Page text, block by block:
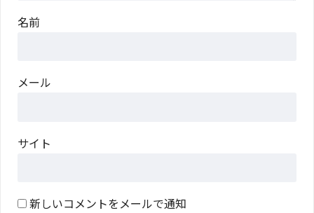
名前
メール
サイト
新しいコメントをメールで通知